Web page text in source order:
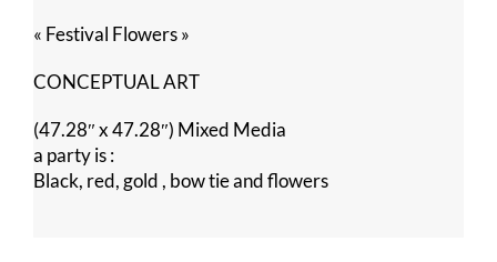
« Festival Flowers »
CONCEPTUAL ART
(47.28″ x 47.28″) Mixed Media
a party is :
Black, red, gold , bow tie and flowers